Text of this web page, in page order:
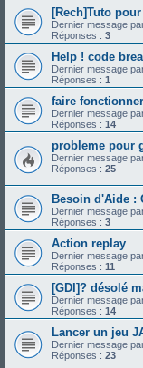
[Rech]Tuto
Dernier message
Réponses : 3
Help ! code
Dernier message
Réponses : 1
faire
Dernier message
Réponses : 14
probleme pour
Dernier message
Réponses : 25
Besoin d'Aide :
Dernier message
Réponses : 3
Action replay
Dernier message
Réponses : 11
[GDI]? désolé
Dernier message
Réponses : 14
Lancer un jeu
Dernier message
Réponses : 23